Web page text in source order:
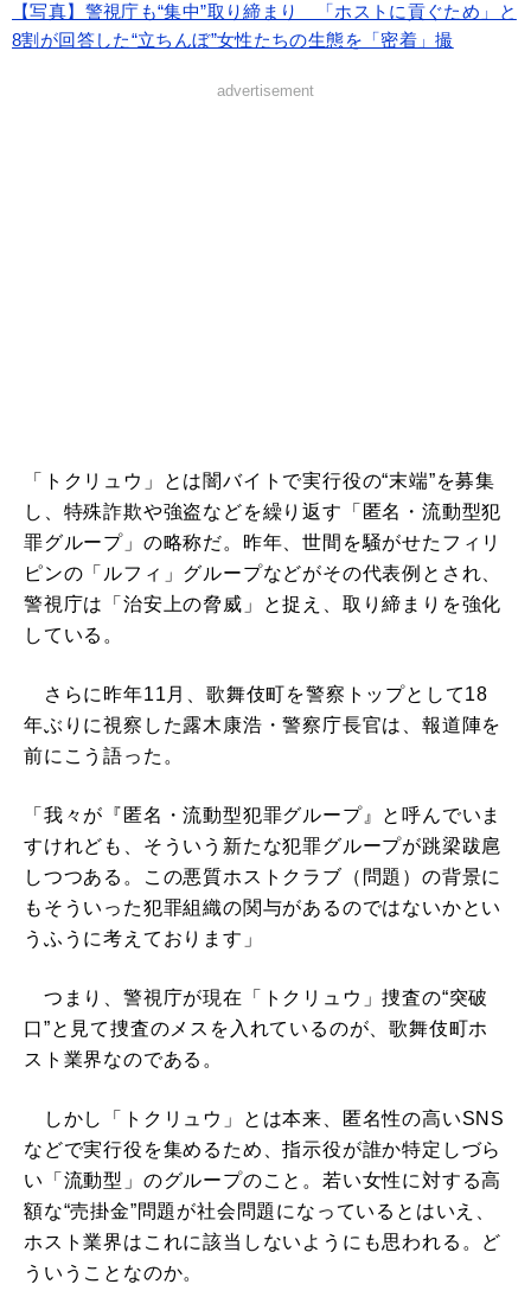
【写真】警視庁も“集中”取り締まり 「ホストに貢ぐため」と
8割が回答した“立ちんぼ”女性たちの生態を「密着」撮
advertisement
「トクリュウ」とは闇バイトで実行役の“末端”を募集
し、特殊詐欺や強盗などを繰り返す「匿名・流動型犯
罪グループ」の略称だ。昨年、世間を騒がせたフィリ
ピンの「ルフィ」グループなどがその代表例とされ、
警視庁は「治安上の脅威」と捉え、取り締まりを強化
している。
さらに昨年11月、歌舞伎町を警察トップとして18
年ぶりに視察した露木康浩・警察庁長官は、報道陣を
前にこう語った。
「我々が『匿名・流動型犯罪グループ』と呼んでいま
すけれども、そういう新たな犯罪グループが跳梁跋扈
しつつある。この悪質ホストクラブ（問題）の背景に
もそういった犯罪組織の関与があるのではないかとい
うふうに考えております」
つまり、警視庁が現在「トクリュウ」捜査の“突破
口”と見て捜査のメスを入れているのが、歌舞伎町ホ
スト業界なのである。
しかし「トクリュウ」とは本来、匿名性の高いSNS
などで実行役を集めるため、指示役が誰か特定しづら
い「流動型」のグループのこと。若い女性に対する高
額な“売掛金”問題が社会問題になっているとはいえ、
ホスト業界はこれに該当しないようにも思われる。ど
ういうことなのか。